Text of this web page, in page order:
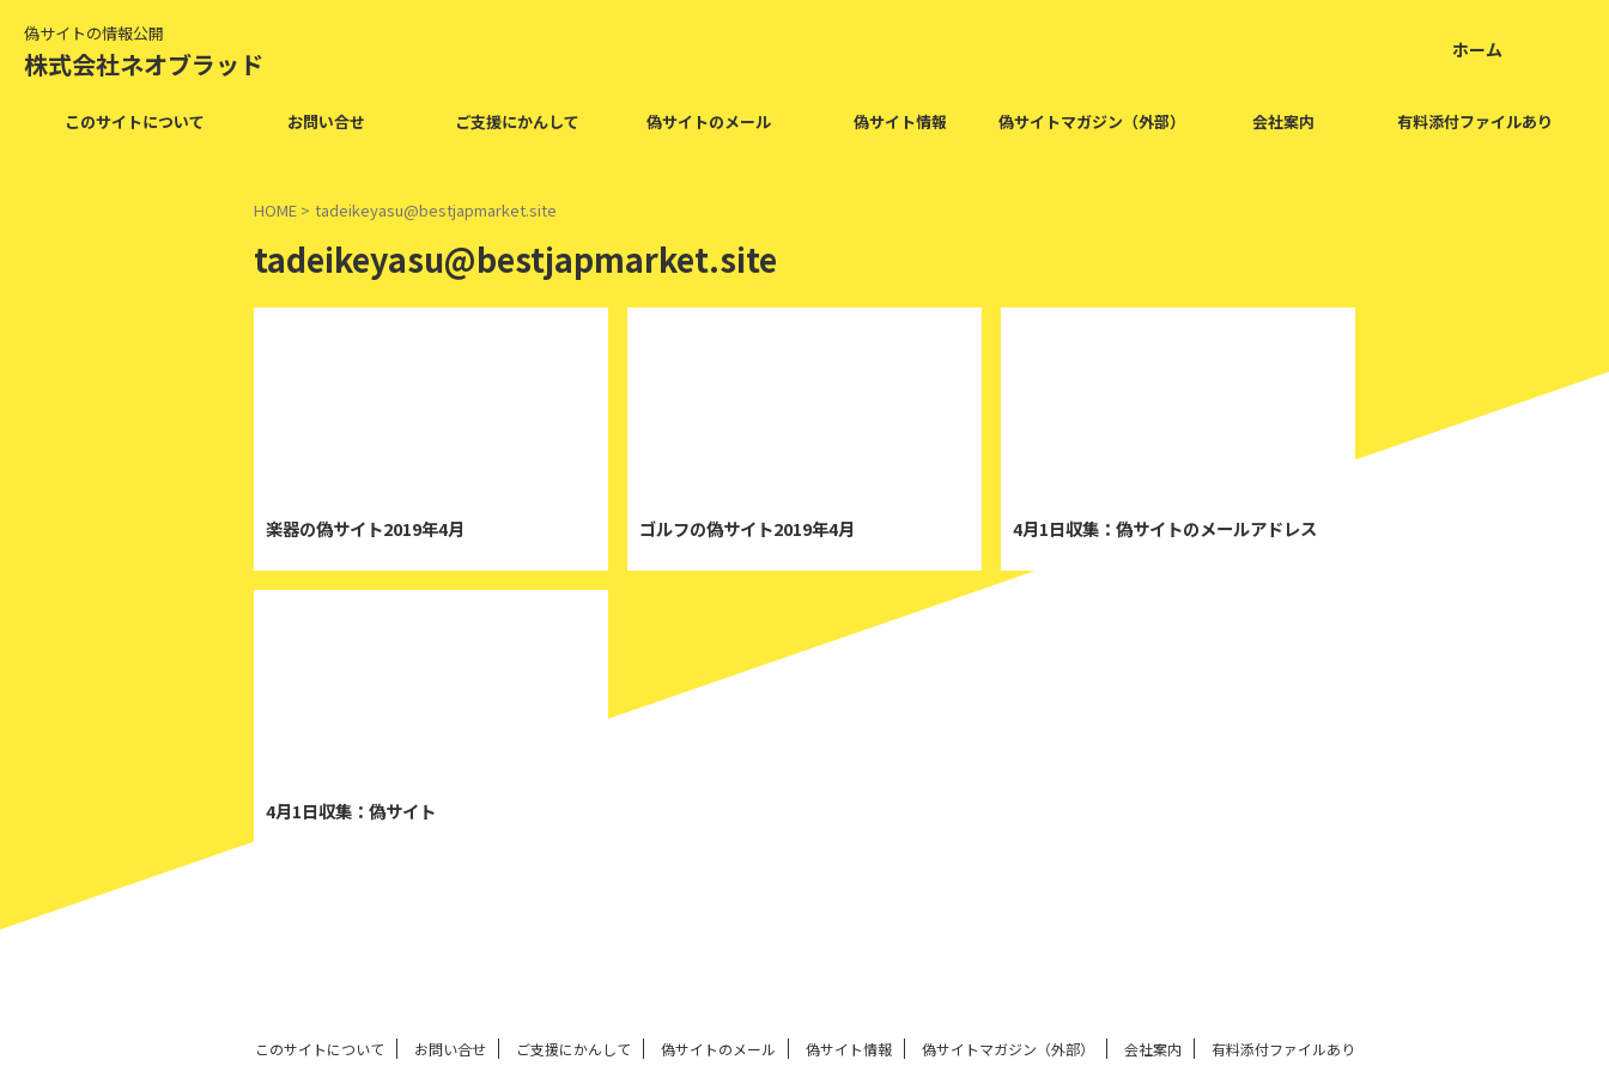
偽サイトの情報公開
株式会社ネオブラッド ホーム
このサイトについて お問い合せ ご支援にかんして 偽サイトのメール 偽サイト情報 偽サイトマガジン（外部） 会社案内 有料添付ファイルあり
HOME > tadeikeyasu@bestjapmarket.site
tadeikeyasu@bestjapmarket.site
楽器の偽サイト2019年4月 ゴルフの偽サイト2019年4月 4月1日収集：偽サイトのメールアドレス
4月1日収集：偽サイト
このサイトについて お問い合せ ご支援にかんして 偽サイトのメール 偽サイト情報 偽サイトマガジン（外部） 会社案内 有料添付ファイルあり